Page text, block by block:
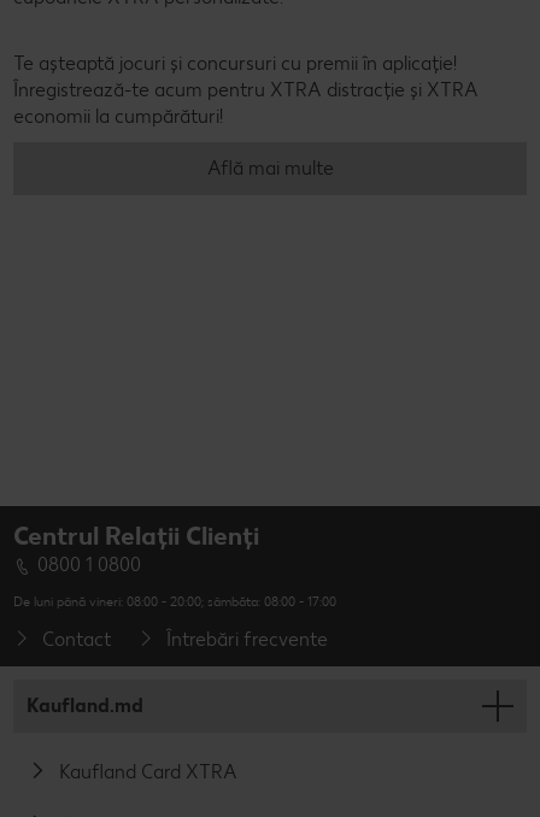
Te așteaptă jocuri și concursuri cu premii în aplicație!
Înregistrează-te acum pentru XTRA distracție și XTRA
economii la cumpărături!
Află mai multe
Centrul Relații Clienți
0800 1 0800
De luni până vineri: 08:00 - 20:00; sâmbăta: 08:00 - 17:00
Contact Întrebări frecvente
Kaufland.md
Kaufland Card XTRA